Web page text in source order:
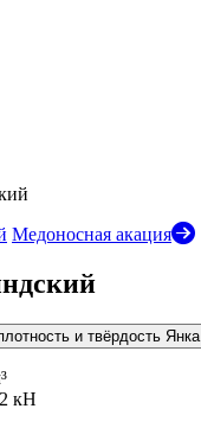
Медоносная акация
и твёрдость Янка
кН